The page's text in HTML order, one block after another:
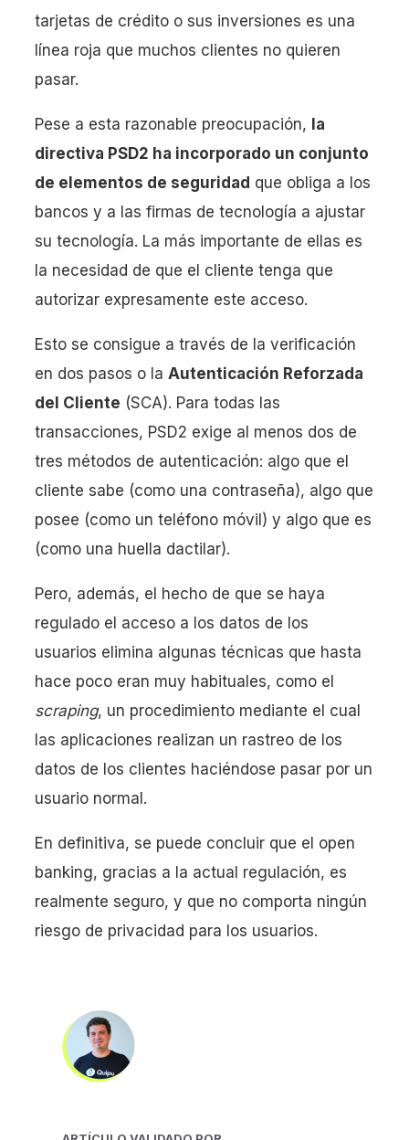
tarjetas de crédito o sus inversiones es una
línea roja que muchos clientes no quieren
pasar.
Pese a esta razonable preocupación, la
directiva PSD2 ha incorporado un conjunto
de elementos de seguridad que obliga a los
bancos y a las firmas de tecnología a ajustar
su tecnología. La más importante de ellas es
la necesidad de que el cliente tenga que
autorizar expresamente este acceso.
Esto se consigue a través de la verificación
en dos pasos o la Autenticación Reforzada
del Cliente (SCA). Para todas las
transacciones, PSD2 exige al menos dos de
tres métodos de autenticación: algo que el
cliente sabe (como una contraseña), algo que
posee (como un teléfono móvil) y algo que es
(como una huella dactilar).
Pero, además, el hecho de que se haya
regulado el acceso a los datos de los
usuarios elimina algunas técnicas que hasta
hace poco eran muy habituales, como el
scraping, un procedimiento mediante el cual
las aplicaciones realizan un rastreo de los
datos de los clientes haciéndose pasar por un
usuario normal.
En definitiva, se puede concluir que el open
banking, gracias a la actual regulación, es
realmente seguro, y que no comporta ningún
riesgo de privacidad para los usuarios.